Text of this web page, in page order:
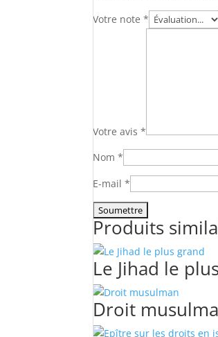
Votre note*
Votre avis*
Nom*
E-mail*
Produits
Le Jihad le
Droit